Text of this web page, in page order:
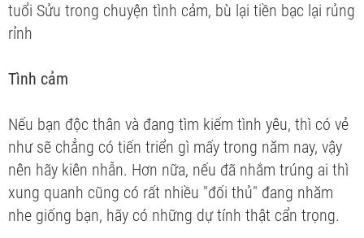
tuổi Sửu trong chuyện tình cảm, bù lại tiền bạc lại rủng
rỉnh
Tình cảm
Nếu bạn độc thân và đang tìm kiếm tình yêu, thì có vẻ
như sẽ chẳng có tiến triển gì mấy trong năm nay, vậy
nên hãy kiên nhẫn. Hơn nữa, nếu đã nhắm trúng ai thì
xung quanh cũng có rất nhiều "đối thủ" đang nhăm
nhe giống bạn, hãy có những dự tính thật cẩn trọng.